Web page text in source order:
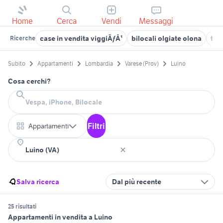
Home Cerca Vendi Messaggi
Ricerche case in vendita viggiÃƒÂ¹ bilocali olgiate olona
Subito Appartamenti Lombardia Varese (Prov) Luino
Cosa cerchi?
Appartamenti Filtri
Salva ricerca Dal più recente
25 risultati
Appartamenti in vendita a Luino